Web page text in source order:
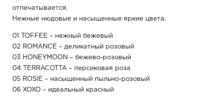
отпечатывается.
Нежные нюдовые и насыщенные яркие цвета.
01 TOFFEE – нежный бежевый
02 ROMANCE – деликатный розовый
03 HONEYMOON – бежево-розовый
04 TERRACOTTA – персиковая роза
05 ROSIE – насыщенный пыльно-розовый
06 XOXO – идеальный красный